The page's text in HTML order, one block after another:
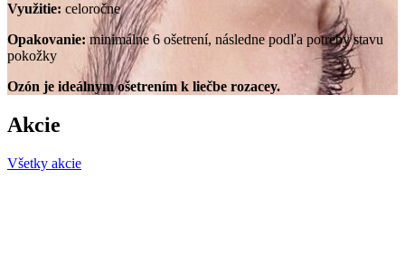
Využitie: celoročne
Opakovanie:minimálne 6 ošetrení, následne podľa potreby stavu
pokožky
Ozón je ideálnym ošetrením k liečbe rozacey.
Akcie
Všetky akcie